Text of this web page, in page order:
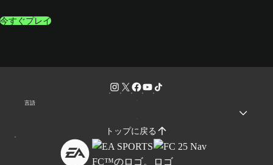
今すぐプレイ
言語
トップに戻る